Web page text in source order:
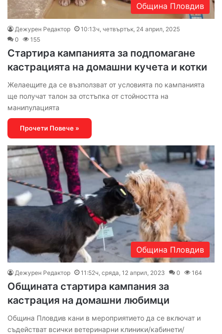
Община Пловдив
Дежурен Редактор
10:13ч, четвъртък, 24 април, 2025
0
155
Стартира кампанията за подпомагане
кастрацията на домашни кучета и котки
Желаещите да се възползват от условията по кампанията
ще получат талон за отстъпка от стойността на
манипулацията
Прочети Повече »
Община Пловдив
Дежурен Редактор 11:52ч, сряда, 12 април, 2023 0 164
Общината стартира кампания за
кастрация на домашни любимци
Община Пловдив кани в мероприятието да се включат и
съдействат всички ветеринарни клиники/кабинети/